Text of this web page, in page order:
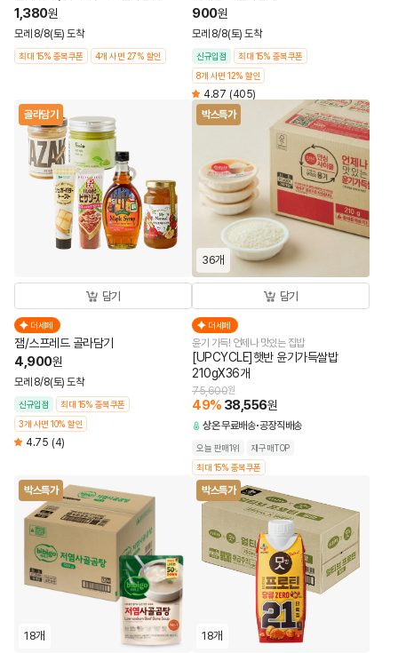
1,380원
모레 8/8(토) 도착
최대 15% 중복쿠폰 4개 사면 27% 할인
900원
모레 8/8(토) 도착
신규입점
최대 15% 중복쿠폰
8개 사면 12% 할인
4.87 (405)
골라담기
담기
더세페
잼/스프레드 골라담기
4,900원
모레 8/8(토) 도착
신규입점
최대 15% 중복쿠폰
3개 사면 10% 할인
4.75 (4)
박스특가
36개
담기
더세페
윤기 가득! 언제나 맛있는 집밥
[UPCYCLE]햇반 윤기가득쌀밥
210gX36개
75,600원
49% 38,556원
상온무료배송 공장직배송
오늘 판매1위
재구매TOP
최대 15% 중복쿠폰
박스특가
18개
박스특가
18개